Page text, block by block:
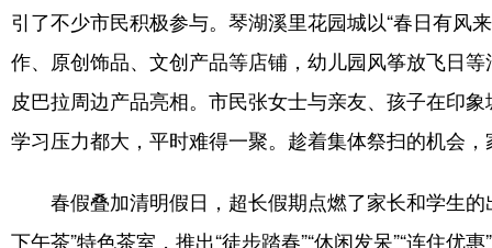
引了不少市民积极参与。琴湖溪里花园城以“春日有风
作、原创饰品、文创产品等店铺，幼儿园风筝放飞日
皮巴拉周边产品亮相。市民张女士与亲友、孩子在印
学习压力都大，平时难得一聚。趁着集体祭扫的机会
春假叠加清明假日，超长假期点燃了家长和学生
下午茶”特色茶室，推出“徒步踏春”“休闲发呆”“连住